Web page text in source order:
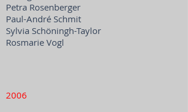
Petra Rosenberger
Paul-André Schmit
Sylvia Schöningh-Taylor
Rosmarie Vogl
2006